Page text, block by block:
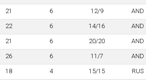
21 6 12/9 AND
22 6 14/16 AND
21 6 20/20 AND
26 6 11/7 AND
18 4 15/15 RUS